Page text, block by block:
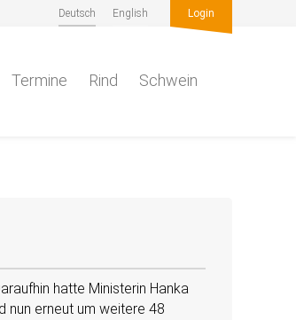
Deutsch English Login
Termine Rind Schwein
hatte Ministerin Hanka
nun erneut um weitere 48